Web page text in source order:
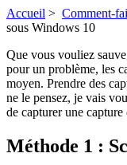
Accueil > Comment-
sous Windows 10
Que vous vouliez
pour un problème, les
moyen. Prendre des
ne le pensez, je vais
de capturer une
Méthode 1 :